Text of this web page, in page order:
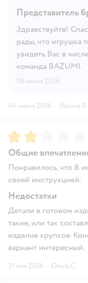
Представитель
Здравствуйте!
рады, что игрушка
увидеть Вас в
команда BAZUMI.
08 июня 2026
04 июня 2026 · Ирина В.
Рейтинг:
Общие
Понравилось, что 8
своей инструкцией.
Недостатки
Детали в готовом
такие, или так
изделие хрупкое.
вариант интересный.
21 мая 2026 · Ольга С.